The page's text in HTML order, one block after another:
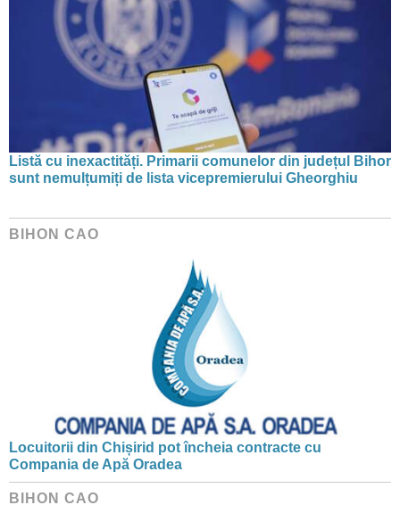
Listă cu inexactități. Primarii comunelor din județul Bihor
sunt nemulțumiți de lista vicepremierului Gheorghiu
BIHON CAO
Locuitorii din Chișirid pot încheia contracte cu
Compania de Apă Oradea
BIHON CAO